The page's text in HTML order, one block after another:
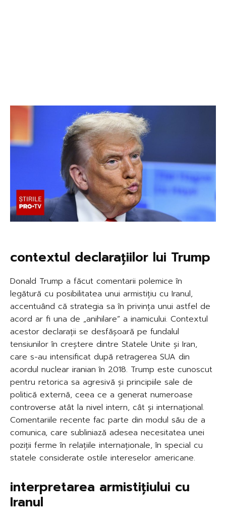
contextul declarațiilor lui Trump
Donald Trump a făcut comentarii polemice în
legătură cu posibilitatea unui armistițiu cu Iranul,
accentuând că strategia sa în privința unui astfel de
acord ar fi una de „anihilare” a inamicului. Contextul
acestor declarații se desfășoară pe fundalul
tensiunilor în creștere dintre Statele Unite și Iran,
care s-au intensificat după retragerea SUA din
acordul nuclear iranian în 2018. Trump este cunoscut
pentru retorica sa agresivă și principiile sale de
politică externă, ceea ce a generat numeroase
controverse atât la nivel intern, cât și internațional.
Comentariile recente fac parte din modul său de a
comunica, care subliniază adesea necesitatea unei
poziții ferme în relațiile internaționale, în special cu
statele considerate ostile intereselor americane.
interpretarea armistițiului cu
Iranul